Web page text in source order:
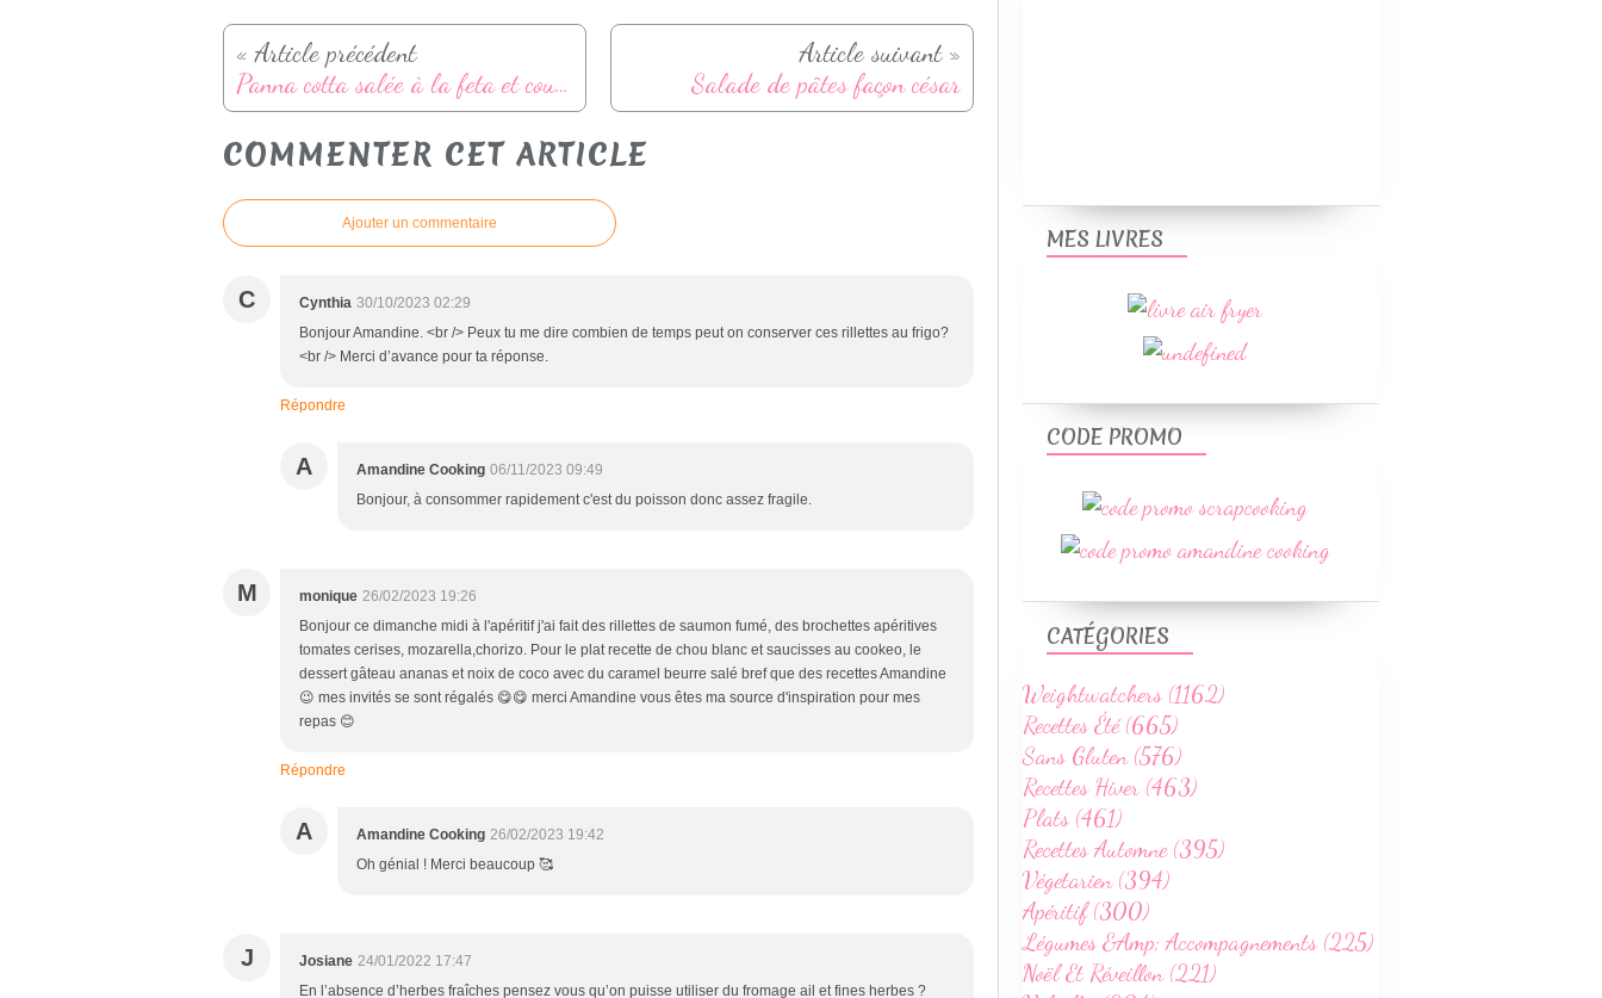
« Article précédent
Panna cotta salée à la feta et coulis de poivron rouge
Article suivant »
Salade de pâtes façon césar
COMMENTER CET ARTICLE
Ajouter un commentaire
C Cynthia 30/10/2023 02:29
Bonjour Amandine. <br /> Peux tu me dire combien de temps peut on conserver ces rillettes au frigo?
<br /> Merci d’avance pour ta réponse.
Répondre
A Amandine Cooking 06/11/2023 09:49
Bonjour, à consommer rapidement c'est du poisson donc assez fragile.
M monique 26/02/2023 19:26
Bonjour ce dimanche midi à l'apéritif j'ai fait des rillettes de saumon fumé, des brochettes apéritives
tomates cerises, mozarella,chorizo. Pour le plat recette de chou blanc et saucisses au cookeo, le
dessert gâteau ananas et noix de coco avec du caramel beurre salé bref que des recettes Amandine
😉 mes invités se sont régalés 😋😋 merci Amandine vous êtes ma source d'inspiration pour mes
repas 😊
Répondre
A Amandine Cooking 26/02/2023 19:42
Oh génial ! Merci beaucoup 🥰
J Josiane 24/01/2022 17:47
En l’absence d’herbes fraîches pensez vous qu’on puisse utiliser du fromage ail et fines herbes ?
CATÉGORIES
Weightwatchers (1162)
Recettes Été (665)
Sans Gluten (576)
Recettes Hiver (463)
Plats (461)
Recettes Automne (395)
Végetarien (394)
Apéritif (300)
Légumes &Amp; Accompagnements (225)
Noël Et Réveillon (221)
MES LIVRES
CODE PROMO